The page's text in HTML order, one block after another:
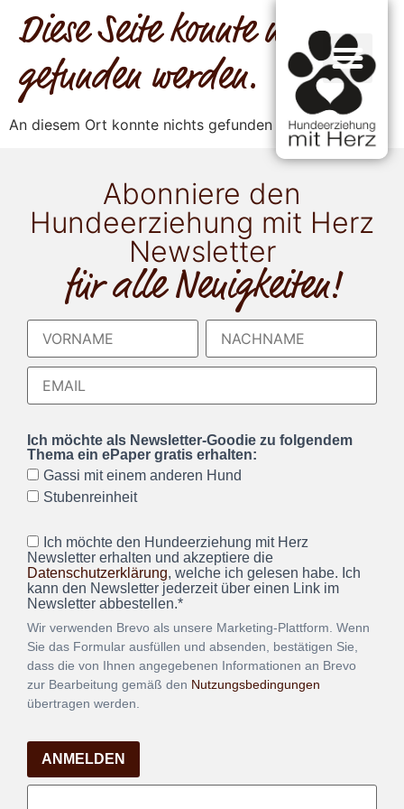
Diese Seite konnte nicht
gefunden werden.
An diesem Ort konnte nichts gefunden werden.
Abonniere den
Hundeerziehung mit Herz
Newsletter
für alle Neuigkeiten!
Ich möchte als Newsletter-Goodie zu folgendem
Thema ein ePaper gratis erhalten:
Gassi mit einem anderen Hund
Stubenreinheit
Ich möchte den Hundeerziehung mit Herz
Newsletter erhalten und akzeptiere die
Datenschutzerklärung, welche ich gelesen habe. Ich
kann den Newsletter jederzeit über einen Link im
Newsletter abbestellen.*
Wir verwenden Brevo als unsere Marketing-Plattform. Wenn
Sie das Formular ausfüllen und absenden, bestätigen Sie,
dass die von Ihnen angegebenen Informationen an Brevo
zur Bearbeitung gemäß den Nutzungsbedingungen
übertragen werden.
ANMELDEN